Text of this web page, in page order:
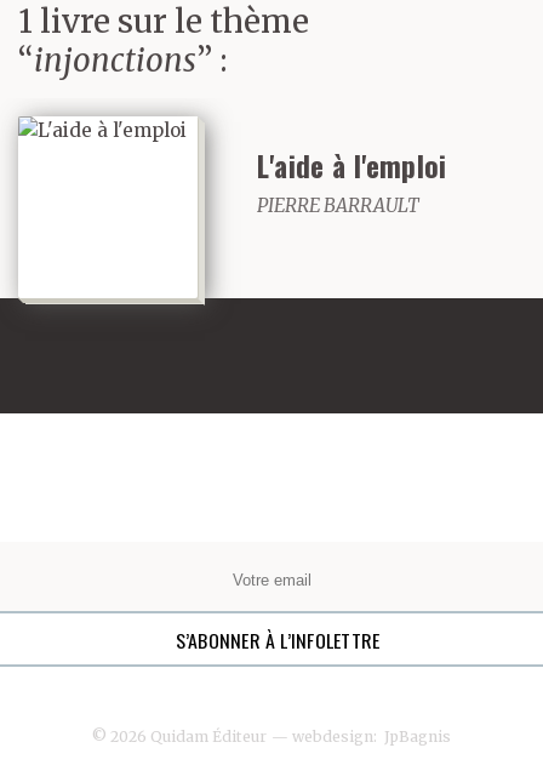
1 livre sur le thème
“injonctions” :
L'aide à l'emploi
PIERRE BARRAULT
© 2026 Quidam Éditeur — webdesign: JpBagnis